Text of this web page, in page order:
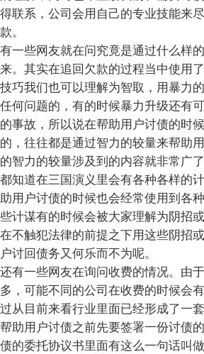
得联系，公司会用自己的专业技能来
款。
有一些网友就在问究竟是通过什么样
来。其实在追回欠款的过程当中使用
技巧我们也可以理解为智取，用暴力
任何问题的，有的时候暴力升级还有
的事故，所以说在帮助用户讨债的时
的，往往都是通过智力的较量来帮助
的智力的较量涉及到的内容就非常广
都知道在三国演义里会有各种各样的
助用户讨债的时候也会经常使用到各
些计谋有的时候会被大家理解为阴招
在不触犯法律的前提之下用这些阴招
户讨回债务又何乐而不为呢。
还有一些网友在询问收费的情况。由
多，可能不同的公司在收费的时候会
过从目前来看行业里面已经形成了一
帮助用户讨债之前先要签署一份讨债
债的委托协议书里面有这么一句话叫